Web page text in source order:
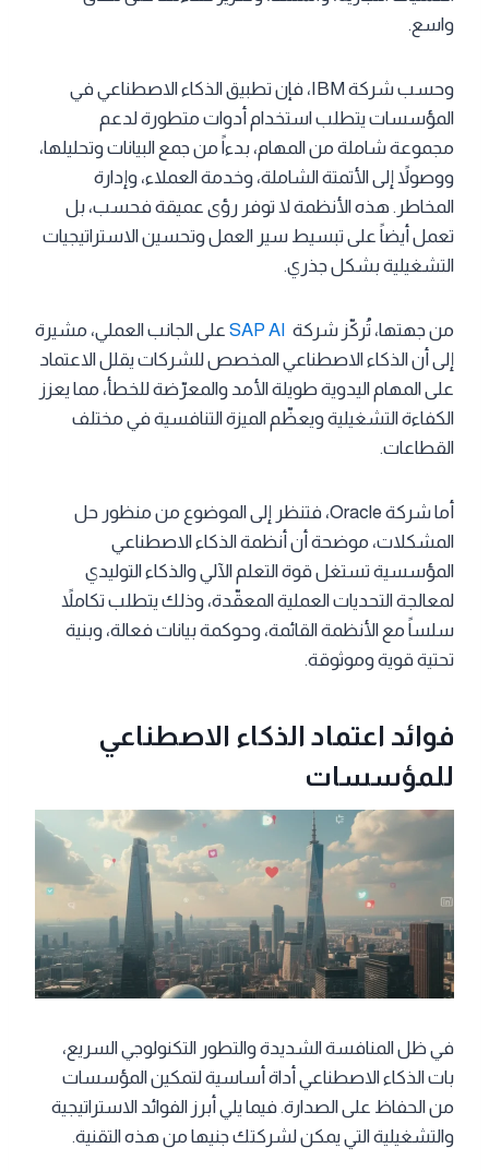
واسع.
وحسب شركة IBM، فإن تطبيق الذكاء الاصطناعي في
المؤسسات يتطلب استخدام أدوات متطورة لدعم
مجموعة شاملة من المهام، بدءاً من جمع البيانات وتحليلها،
ووصولاً إلى الأتمتة الشاملة، وخدمة العملاء، وإدارة
المخاطر. هذه الأنظمة لا توفر رؤى عميقة فحسب، بل
تعمل أيضاً على تبسيط سير العمل وتحسين الاستراتيجيات
التشغيلية بشكل جذري.
من جهتها، تُركّز شركة SAP AI على الجانب العملي، مشيرة
إلى أن الذكاء الاصطناعي المخصص للشركات يقلل الاعتماد
على المهام اليدوية طويلة الأمد والمعرّضة للخطأ، مما يعزز
الكفاءة التشغيلية ويعظّم الميزة التنافسية في مختلف
القطاعات.
أما شركة Oracle، فتنظر إلى الموضوع من منظور حل
المشكلات، موضحة أن أنظمة الذكاء الاصطناعي
المؤسسية تستغل قوة التعلم الآلي والذكاء التوليدي
لمعالجة التحديات العملية المعقّدة، وذلك يتطلب تكاملاً
سلساً مع الأنظمة القائمة، وحوكمة بيانات فعالة، وبنية
تحتية قوية وموثوقة.
فوائد اعتماد الذكاء الاصطناعي
للمؤسسات
في ظل المنافسة الشديدة والتطور التكنولوجي السريع،
بات الذكاء الاصطناعي أداة أساسية لتمكين المؤسسات
من الحفاظ على الصدارة. فيما يلي أبرز الفوائد الاستراتيجية
والتشغيلية التي يمكن لشركتك جنيها من هذه التقنية.